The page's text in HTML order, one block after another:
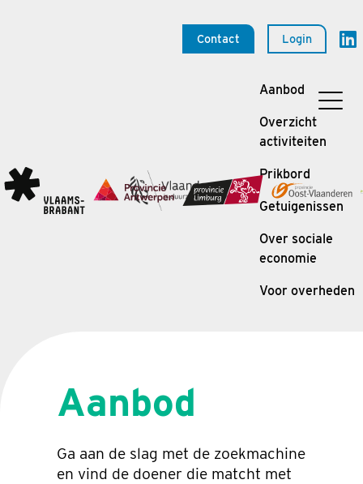
Contact Login
Aanbod
Overzicht
activiteiten
Prikbord
Getuigenissen
Over sociale
economie
Voor overheden
Aanbod
Ga aan de slag met de zoekmachine
en vind de doener die matcht met